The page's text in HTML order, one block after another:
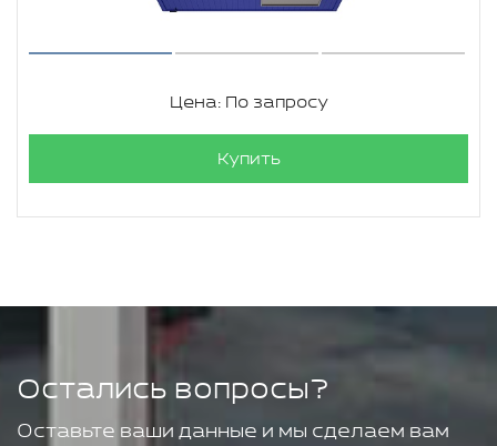
Цена: По запросу
Купить
Остались вопросы?
Оставьте ваши данные и мы сделаем вам